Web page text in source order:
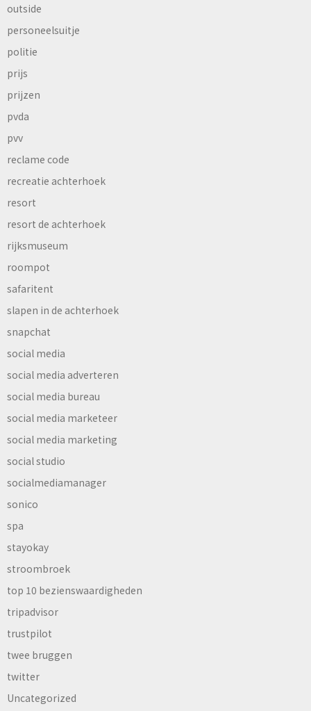
outside
personeelsuitje
politie
prijs
prijzen
pvda
pvv
reclame code
recreatie achterhoek
resort
resort de achterhoek
rijksmuseum
roompot
safaritent
slapen in de achterhoek
snapchat
social media
social media adverteren
social media bureau
social media marketeer
social media marketing
social studio
socialmediamanager
sonico
spa
stayokay
stroombroek
top 10 bezienswaardigheden
tripadvisor
trustpilot
twee bruggen
twitter
Uncategorized